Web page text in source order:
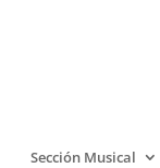
Sección Musical